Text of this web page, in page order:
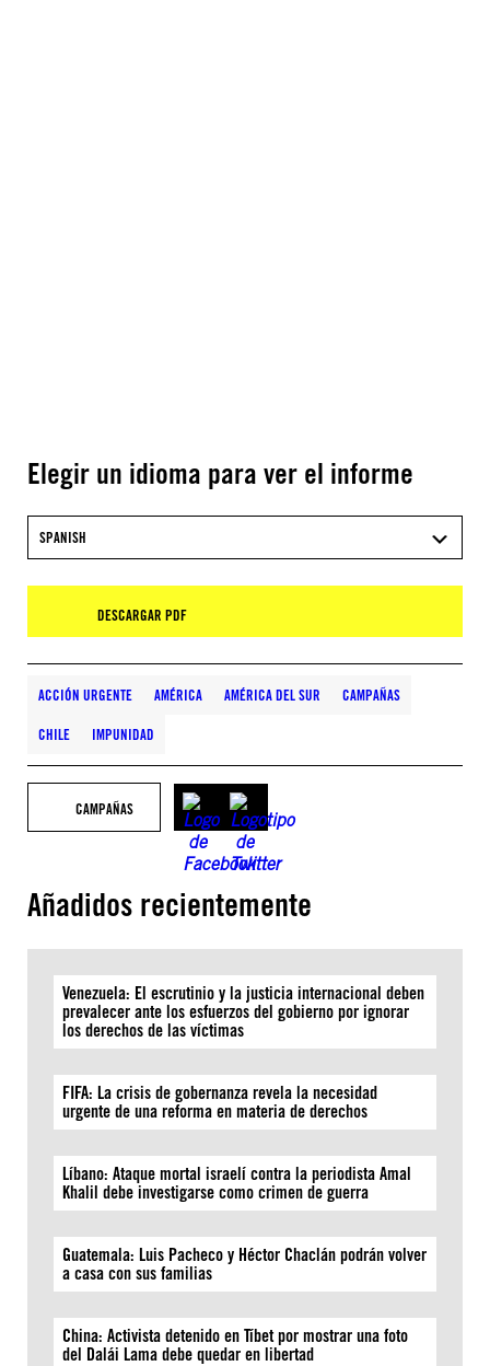
Elegir un idioma para ver el informe
SPANISH
DESCARGAR PDF
ACCIÓN URGENTE AMÉRICA AMÉRICA DEL SUR CAMPAÑAS
CHILE IMPUNIDAD
CAMPAÑAS
Añadidos recientemente
Venezuela: El escrutinio y la justicia internacional deben
prevalecer ante los esfuerzos del gobierno por ignorar
los derechos de las víctimas
FIFA: La crisis de gobernanza revela la necesidad
urgente de una reforma en materia de derechos
Líbano: Ataque mortal israelí contra la periodista Amal
Khalil debe investigarse como crimen de guerra
Guatemala: Luis Pacheco y Héctor Chaclán podrán volver
a casa con sus familias
China: Activista detenido en Tíbet por mostrar una foto
del Dalái Lama debe quedar en libertad